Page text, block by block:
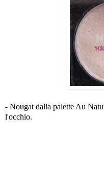
- Nougat dalla palette Au
l'occhio.